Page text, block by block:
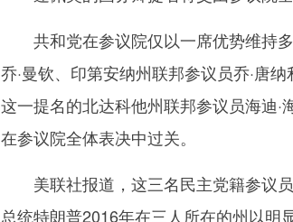
共和党在参议院仅以一席优势维持多
乔·曼钦、印第安纳州联邦参议员乔·唐
这一提名的北达科他州联邦参议员海迪
在参议院全体表决中过关。
美联社报道，这三名民主党籍参议员
总统特朗普2016年在三人所在的州以明